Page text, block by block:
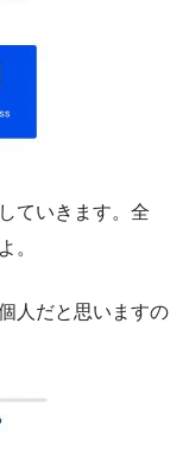
ていきます。全
。
人だと思いますの